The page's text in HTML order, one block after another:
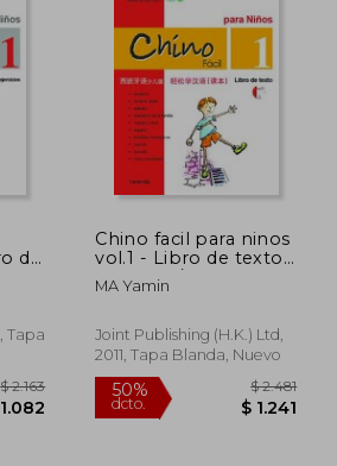
$ 755
$ 453
40%
dcto.
de
Tapa
Chino facil para ninos
vol.1 - Libro de texto
(Espanol/Chino)
MA Yamin
Joint Publishing (H.K.) Ltd,
2011, Tapa Blanda, Nuevo